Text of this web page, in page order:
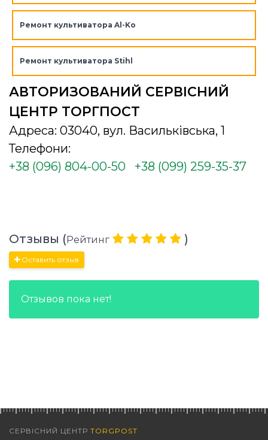
Ремонт культиватора Al-Ko
Ремонт культиватора Stihl
АВТОРИЗОВАНИЙ СЕРВІСНИЙ
ЦЕНТР ТОРГПОСТ
Адреса: 03040, вул. Васильківська, 1
Телефони:
+38 (096) 804-00-50
+38 (099) 259-35-37
Отзывы (Рейтинг )
Оставить отзыв
Отзывов пока нет!
СЕРВІСНИЙ ЦЕНТР TORGPOST